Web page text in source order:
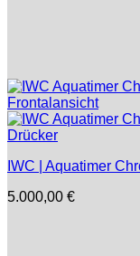
IWC | Aquatimer
5.000,00 €